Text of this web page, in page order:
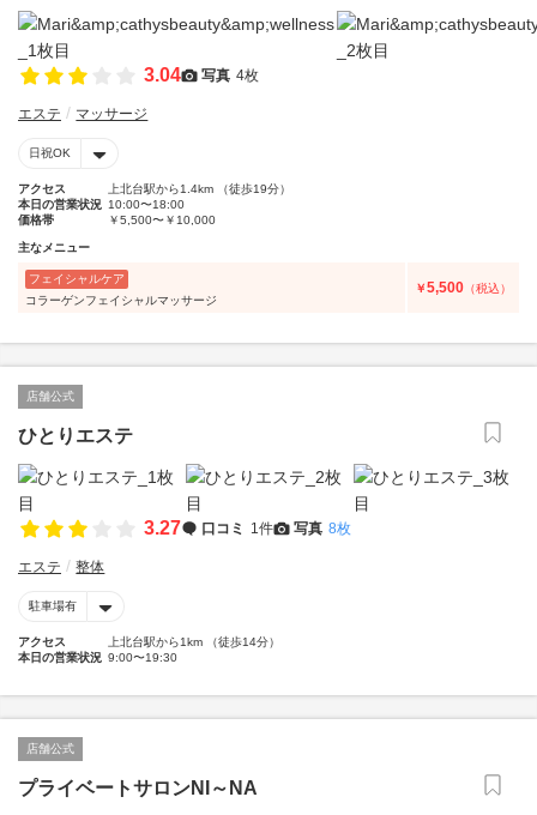
3.04 写真 4枚
エステ マッサージ
日祝OK
アクセス
上北台駅から1.4km （徒歩19分）
本日の営業状況 10:00〜18:00
価格帯
￥5,500〜￥10,000
主なメニュー
フェイシャルケア
コラーゲンフェイシャルマッサージ
￥5,500 （税込）
店舗公式
ひとりエステ
3.27 口コミ 1件 写真 8枚
エステ 整体
駐車場有
アクセス
上北台駅から1km （徒歩14分）
本日の営業状況 9:00〜19:30
店舗公式
プライベートサロンNI～NA